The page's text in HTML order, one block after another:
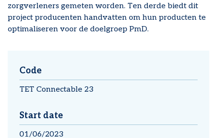
zorgverleners gemeten worden. Ten derde biedt dit
project producenten handvatten om hun producten te
optimaliseren voor de doelgroep PmD.
Code
TET Connectable 23
Start date
01/06/2023